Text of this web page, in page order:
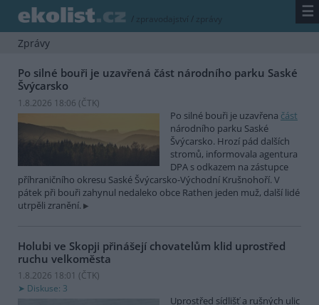
/ zpravodajství / zprávy ☰
Zprávy
Po silné bouři je uzavřená část národního parku Saské
Švýcarsko
1.8.2026 18:06 (ČTK)
Po silné bouři je uzavřena část
národního parku Saské
Švýcarsko. Hrozí pád dalších
stromů, informovala agentura
DPA s odkazem na zástupce
příhraničního okresu Saské Švýcarsko-Východní Krušnohoří. V
pátek při bouři zahynul nedaleko obce Rathen jeden muž, další lidé
utrpěli zranění.
Holubi ve Skopji přinášejí chovatelům klid uprostřed
ruchu velkoměsta
1.8.2026 18:01 (ČTK)
Diskuse: 3
Uprostřed sídlišť a rušných ulic